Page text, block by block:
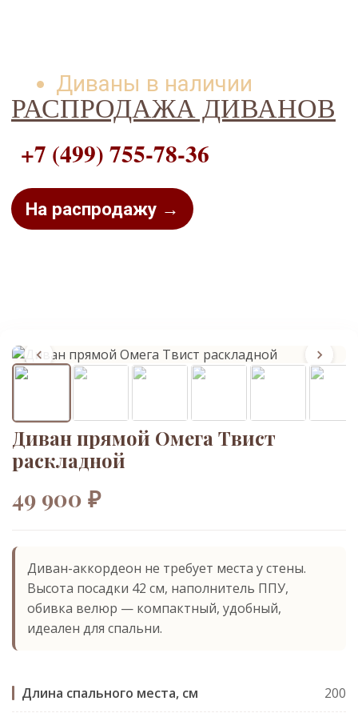
РАСПРОДАЖА ДИВАНОВ
На распродажу →
+7 (499) 755-78-36
Диван прямой Омега Твист
раскладной
49 900 ₽
Диван-аккордеон не требует места у стены.
Высота посадки 42 см, наполнитель ППУ,
обивка велюр — компактный, удобный,
идеален для спальни.
Длина спального места, см 200